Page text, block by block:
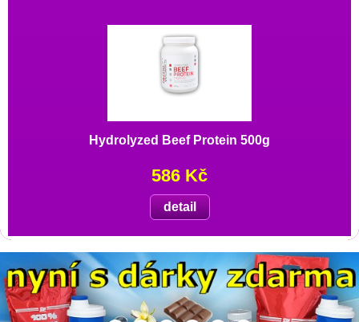
Hydrolyzed Beef Protein 500g
586 Kč
detail